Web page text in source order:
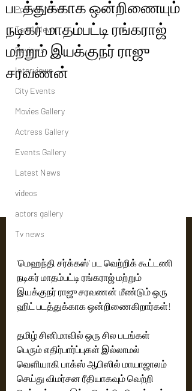
Political News
Tamil News
Reviews
Interviews
City Events
Movies Gallery
Actress Gallery
Events Gallery
Latest News
videos
actors gallery
Tv news
படத்துக்காக ஒன்றிணையும்
நடிகர் மாதம்பட்டி ரங்கராஜ்
மற்றும் இயக்குநர் ராஜு
சரவணன்
'மெஹந்தி சர்க்கஸ்' பட வெற்றிக் கூட்டணி
நடிகர் மாதம்பட்டி ரங்கராஜ் மற்றும்
இயக்குநர் ராஜு சரவணன் மீண்டும் ஒரு
ஹிட் படத்துக்காக ஒன்றிணைகிறார்கள்!
தமிழ் சினிமாவில் ஒரு சில படங்கள்
பெரும் எதிர்பார்ப்புகள் இல்லாமல்
வெளியாகி பாக்ஸ் ஆபிஸில் மாயாஜாலம்
செய்து விமர்சன ரீதியாகவும் வெற்றி